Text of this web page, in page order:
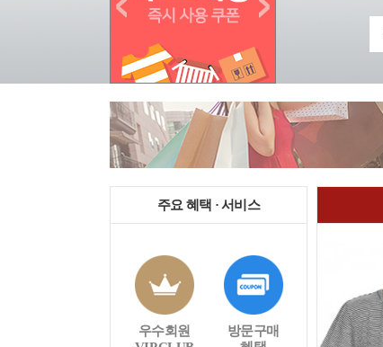
주요 혜택 · 서비스
우수회원
방문구매